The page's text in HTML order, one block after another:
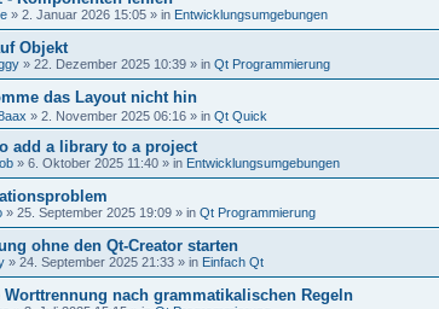
» 2. Januar 2026 15:05 » in Entwicklungsumgebungen
Objekt
» 22. Dezember 2025 10:39 » in Qt Programmierung
das Layout nicht hin
» 2. November 2025 06:16 » in Qt Quick
add a library to a project
» 6. Oktober 2025 11:40 » in Entwicklungsumgebungen
» 25. September 2025 19:09 » in Qt Programmierung
ohne den Qt-Creator starten
» 24. September 2025 21:33 » in Einfach Qt
Worttrennung nach grammatikalischen Regeln